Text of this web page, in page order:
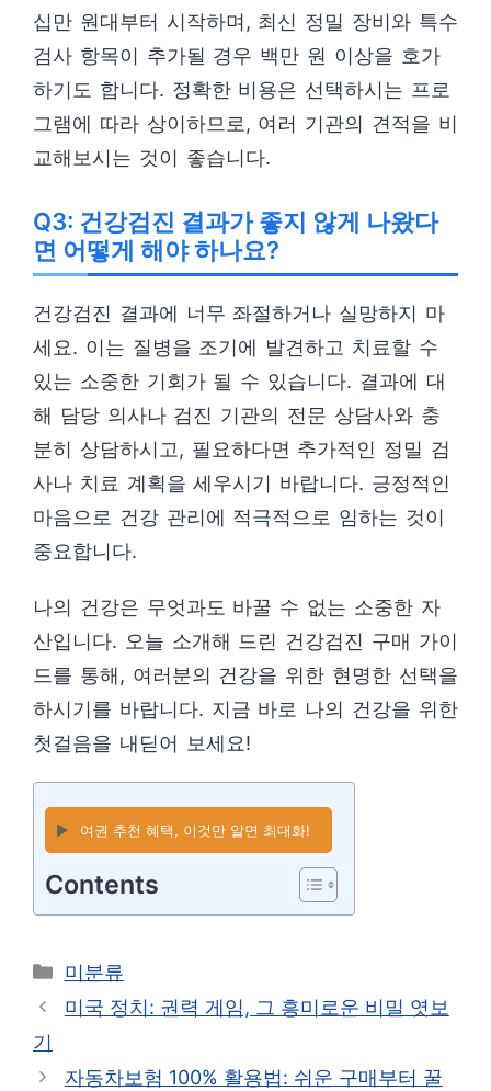
십만 원대부터 시작하며, 최신 정밀 장비와 특수
검사 항목이 추가될 경우 백만 원 이상을 호가
하기도 합니다. 정확한 비용은 선택하시는 프로
그램에 따라 상이하므로, 여러 기관의 견적을 비
교해보시는 것이 좋습니다.
Q3: 건강검진 결과가 좋지 않게 나왔다
면 어떻게 해야 하나요?
건강검진 결과에 너무 좌절하거나 실망하지 마
세요. 이는 질병을 조기에 발견하고 치료할 수
있는 소중한 기회가 될 수 있습니다. 결과에 대
해 담당 의사나 검진 기관의 전문 상담사와 충
분히 상담하시고, 필요하다면 추가적인 정밀 검
사나 치료 계획을 세우시기 바랍니다. 긍정적인
마음으로 건강 관리에 적극적으로 임하는 것이
중요합니다.
나의 건강은 무엇과도 바꿀 수 없는 소중한 자
산입니다. 오늘 소개해 드린 건강검진 구매 가이
드를 통해, 여러분의 건강을 위한 현명한 선택을
하시기를 바랍니다. 지금 바로 나의 건강을 위한
첫걸음을 내딛어 보세요!
▶️ 여권 추천 혜택, 이것만 알면 최대화!
Contents
카
테
미분류
미국 정치: 권력 게임, 그 흥미로운 비밀 엿보
기
자동차보험 100% 활용법: 쉬운 구매부터 꿀